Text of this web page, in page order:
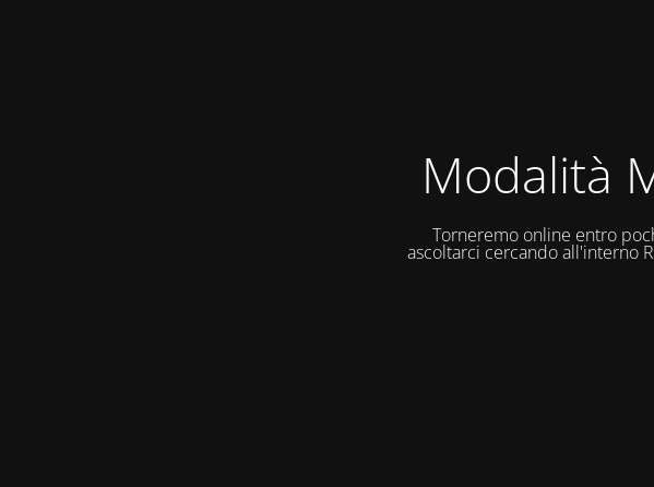
Modalità
Torneremo online entro
ascoltarci cercando all'interno